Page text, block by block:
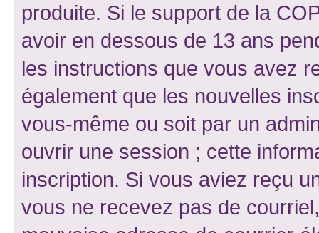
produite. Si le support de la
avoir en dessous de 13 ans
les instructions que vous avez
également que les nouvelles
vous-même ou soit par un
ouvrir une session ; cette
inscription. Si vous aviez reçu
vous ne recevez pas de